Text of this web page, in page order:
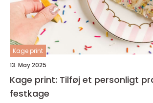
Kage print
13. May 2025
Kage print: Tilføj et personligt
festkage